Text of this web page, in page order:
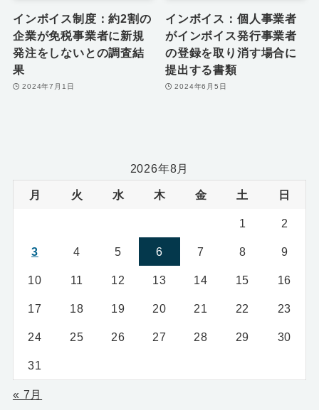
インボイス制度：約2割の
企業が免税事業者に新規
発注をしないとの調査結
果
2024年7月1日
インボイス：個人事業者
がインボイス発行事業者
の登録を取り消す場合に
提出する書類
2024年6月5日
2026年8月
月 火 水 木 金 土 日
1 2
3 4 5 6 7 8 9
10 11 12 13 14 15 16
17 18 19 20 21 22 23
24 25 26 27 28 29 30
31
« 7月